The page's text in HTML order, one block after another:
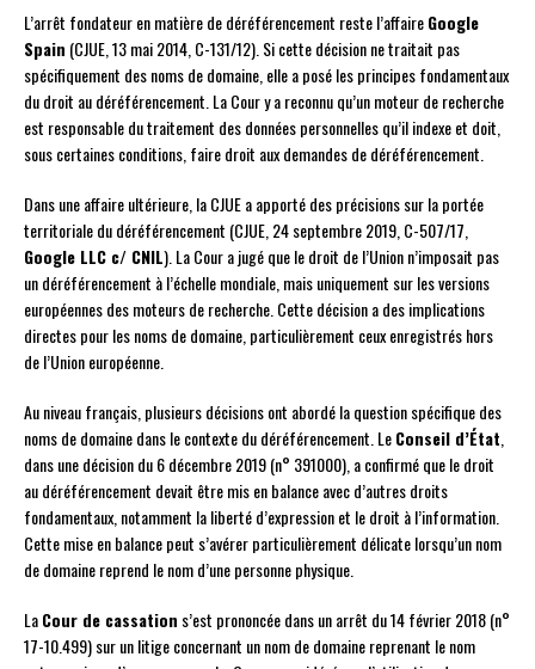
L’arrêt fondateur en matière de déréférencement reste l’affaireGoogle
Spain (CJUE, 13 mai 2014, C-131/12). Si cette décision ne traitait pas
spécifiquement des noms de domaine, elle a posé les principes fondamentaux
du droit au déréférencement. La Cour y a reconnu qu’un moteur de recherche
est responsable du traitement des données personnelles qu’il indexe et doit,
sous certaines conditions, faire droit aux demandes de déréférencement.
Dans une affaire ultérieure, la CJUE a apporté des précisions sur la portée
territoriale du déréférencement (CJUE, 24 septembre 2019, C-507/17,
Google LLC c/ CNIL). La Cour a jugé que le droit de l’Union n’imposait pas
un déréférencement à l’échelle mondiale, mais uniquement sur les versions
européennes des moteurs de recherche. Cette décision a des implications
directes pour les noms de domaine, particulièrement ceux enregistrés hors
de l’Union européenne.
Au niveau français, plusieurs décisions ont abordé la question spécifique des
noms de domaine dans le contexte du déréférencement. LeConseil d’État
dans une décision du 6 décembre 2019 (n° 391000), a confirmé que le droit
au déréférencement devait être mis en balance avec d’autres droits
fondamentaux, notamment la liberté d’expression et le droit à l’information.
Cette mise en balance peut s’avérer particulièrement délicate lorsqu’un nom
de domaine reprend le nom d’une personne physique.
LaCour de cassation s’est prononcée dans un arrêt du 14 février 2018 (n°
17-10.499) sur un litige concernant un nom de domaine reprenant le nom